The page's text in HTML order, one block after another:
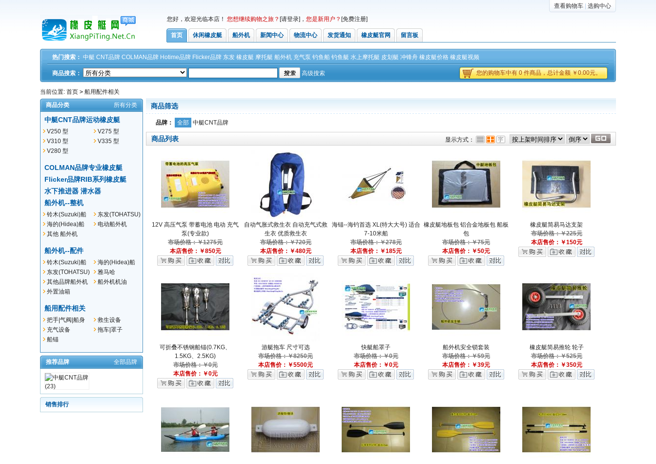
查看购物车
选购中心
您好，欢迎光临本店！ 您想继续购物之旅？ [请登录] ， 您是新用户？ [免费注册]
首页 休闲橡皮艇 船外机 新闻中心 物流中心 发货通知 橡皮艇官网 留言板
热门搜索： 中艇 CNT品牌 COLMAN品牌 Hotime品牌 Flicker品牌 东发 橡皮艇 摩托艇 船外机 充气泵 钓鱼船 钓鱼艇 水上摩托艇 皮划艇 冲锋舟 橡皮艇价格 橡皮艇视频
商品搜索： 高级搜索 您的购物车中有 0 件商品，总计金额 ￥0.00元。
当前位置: 首页 > 船用配件相关
商品分类
所有分类
中艇CNT品牌运动橡皮艇
V250 型
V275 型
V310 型
V335 型
V280 型
COLMAN品牌专业橡皮艇
Flicker品牌RIB系列橡皮艇
水下推进器 潜水器
船外机--整机
铃木(Suzuki)船
外机
东发(TOHATSU)
船外机
海的(Hidea)船
外机
电动船外机
其他 船外机
船外机--配件
铃木(Suzuki)船
外机--配件
海的(Hidea)船
外机--配件
东发(TOHATSU)
船外机--配件
雅马哈
(YAMAHA)船外
其他品牌船外机
配件
船外机机油
外置油箱
船用配件相关
把手|气阀|船身
贴件
救生设备
充气设备
拖车|罩子
船锚
推荐品牌 全部品牌
销售排行
商品筛选
品牌： 全部 中艇CNT品牌
商品列表 显示方式：
12V 高压气泵 带蓄电池 电动 充气
泵(专业款)
市场价格：￥1275元
本店售价：￥850元
自动气胀式救生衣 自动充气式救
生衣 优质救生衣
市场价格：￥720元
本店售价：￥480元
海锚--海钓首选 XL(特大大号) 适合
7-10米船
市场价格：￥278元
本店售价：￥185元
橡皮艇地板包 铝合金地板包 船板
包
市场价格：￥75元
本店售价：￥50元
橡皮艇简易马达支架
市场价格：￥225元
本店售价：￥150元
可折叠不锈钢船锚(0.7KG、
1.5KG、2.5KG)
市场价格：￥0元
本店售价：￥0元
游艇拖车 尺寸可选
市场价格：￥8250元
本店售价：￥5500元
快艇船罩子
市场价格：￥0元
本店售价：￥0元
船外机安全锁套装
市场价格：￥59元
本店售价：￥39元
橡皮艇简易推轮 轮子
市场价格：￥525元
本店售价：￥350元